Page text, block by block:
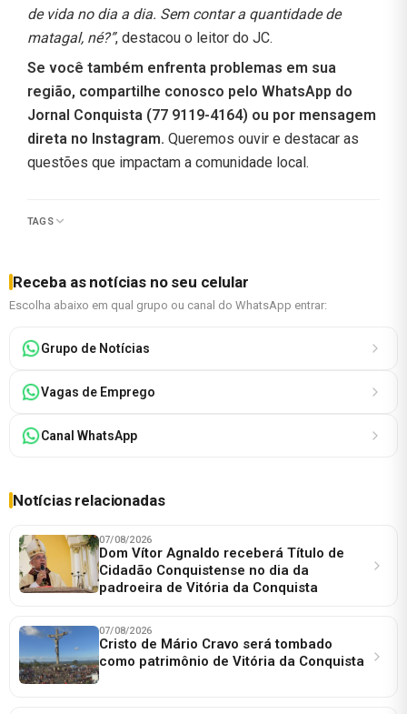
de vida no dia a dia. Sem contar a quantidade de
matagal, né?”, destacou o leitor do JC.
Se você também enfrenta problemas em sua
região, compartilhe conosco pelo WhatsApp do
Jornal Conquista (77 9119-4164) ou por mensagem
direta no Instagram. Queremos ouvir e destacar as
questões que impactam a comunidade local.
TAGS
Receba as notícias no seu celular
Escolha abaixo em qual grupo ou canal do WhatsApp entrar:
Grupo de Notícias
Vagas de Emprego
Canal WhatsApp
Notícias relacionadas
07/08/2026
Dom Vítor Agnaldo receberá Título de
Cidadão Conquistense no dia da
padroeira de Vitória da Conquista
07/08/2026
Cristo de Mário Cravo será tombado
como patrimônio de Vitória da Conquista